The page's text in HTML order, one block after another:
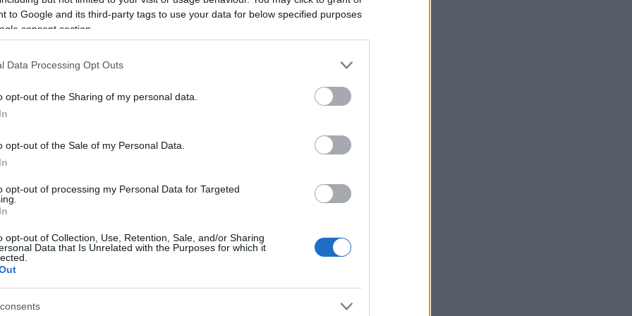
to Google and its third-party tags to use your data for below specified purposes
consent section.
Data Processing Opt Outs
opt-out of the Sharing of my personal data.
opt-out of the Sale of my Personal Data.
opt-out of processing my Personal Data for Targeted
opt-out of Collection, Use, Retention, Sale, and/or Sharing
Data that Is Unrelated with the Purposes for which it
F
in tudi v tej kategoriji so se lahko veselil izjemnih uspehov.
premagal vso konkurenco in tako postal
Preizkusi zdaj